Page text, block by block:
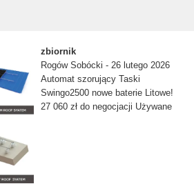
zbiornik
Rogów Sobócki - 26 lutego 2026
Automat szorujący Taski
Swingo2500 nowe baterie Litowe!
27 060 zł do negocjacji Używane